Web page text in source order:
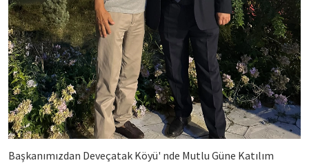
Başkanımızdan Deveçatak Köyü' nde Mutlu Güne Katılım